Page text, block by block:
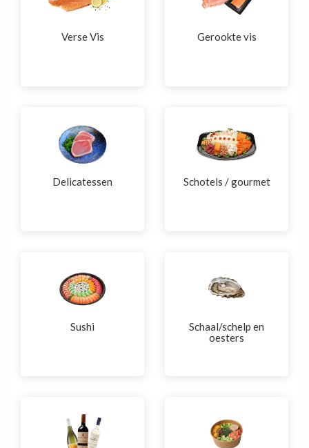
Verse Vis Gerookte vis
Delicatessen Schotels / gourmet
Sushi
Schaal/schelp en
oesters